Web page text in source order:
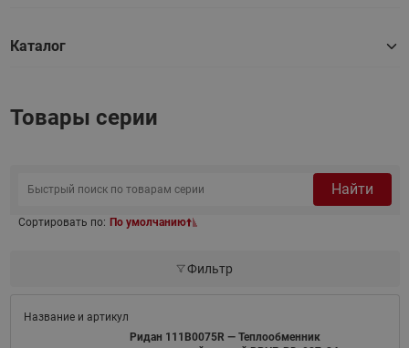
Каталог
Товары серии
Найти
Сортировать по: По умолчанию
Фильтр
Ридан 111B0075R — Теплообменник